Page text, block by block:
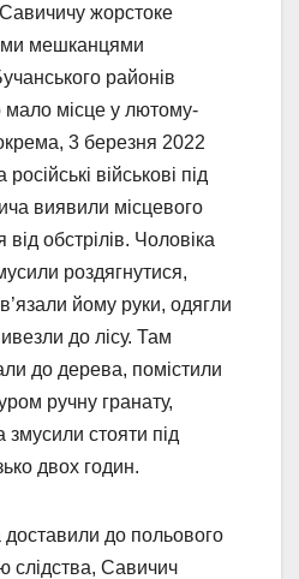
жорстоке
мешканцями
районів
мало місце у лютому-
3 березня 2022
військові під
виявили місцевого
обстрілів. Чоловіка
роздягнутися,
йому руки, одягли
до лісу. Там
до дерева, помістили
ручну гранату,
стояти під
двох годин.
доставили до польового
слідства, Савичич